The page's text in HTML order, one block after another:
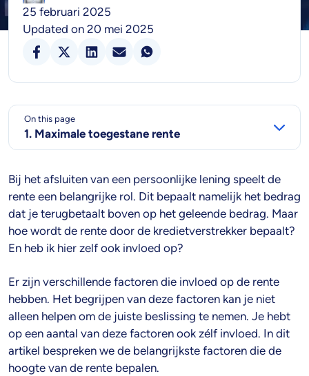
On this page
1. Maximale toegestane rente
25 februari 2025
Updated on 20 mei 2025
Bij het afsluiten van een persoonlijke lening speelt de
rente een belangrijke rol. Dit bepaalt namelijk het bedrag
dat je terugbetaalt boven op het geleende bedrag. Maar
hoe wordt de rente door de kredietverstrekker bepaalt?
En heb ik hier zelf ook invloed op?
Er zijn verschillende factoren die invloed op de rente
hebben. Het begrijpen van deze factoren kan je niet
alleen helpen om de juiste beslissing te nemen. Je hebt
op een aantal van deze factoren ook zélf invloed. In dit
artikel bespreken we de belangrijkste factoren die de
hoogte van de rente bepalen.